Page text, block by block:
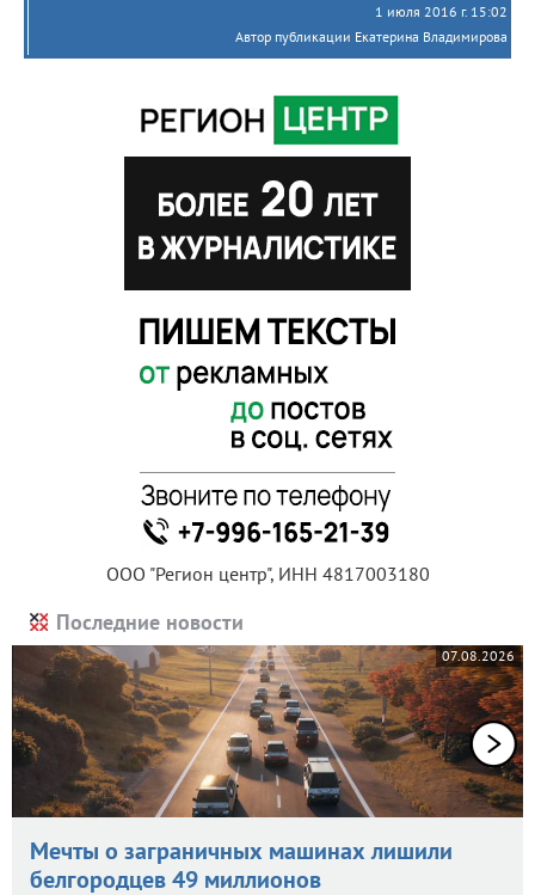
1 июля 2016 г. 15:02
Автор публикации Екатерина Владимирова
ООО "Регион центр", ИНН 4817003180
Последние новости
07.08.2026
Мечты о заграничных машинах лишили
белгородцев 49 миллионов